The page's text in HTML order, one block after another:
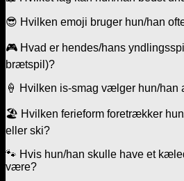
😎 Hvilken emoji bruger hun/han
🎮 Hvad er hendes/hans
brætspil)?
🍦 Hvilken is-smag vælger hun/han
🏖️ Hvilken ferieform foretrækker
eller ski?
🐾 Hvis hun/han skulle have et
være?